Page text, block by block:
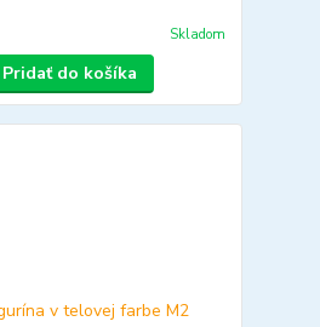
Skladom
Pridať do košíka